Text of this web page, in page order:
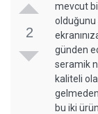
2
mevcut
olduğunu
günden
seramik
kaliteli
bu iki